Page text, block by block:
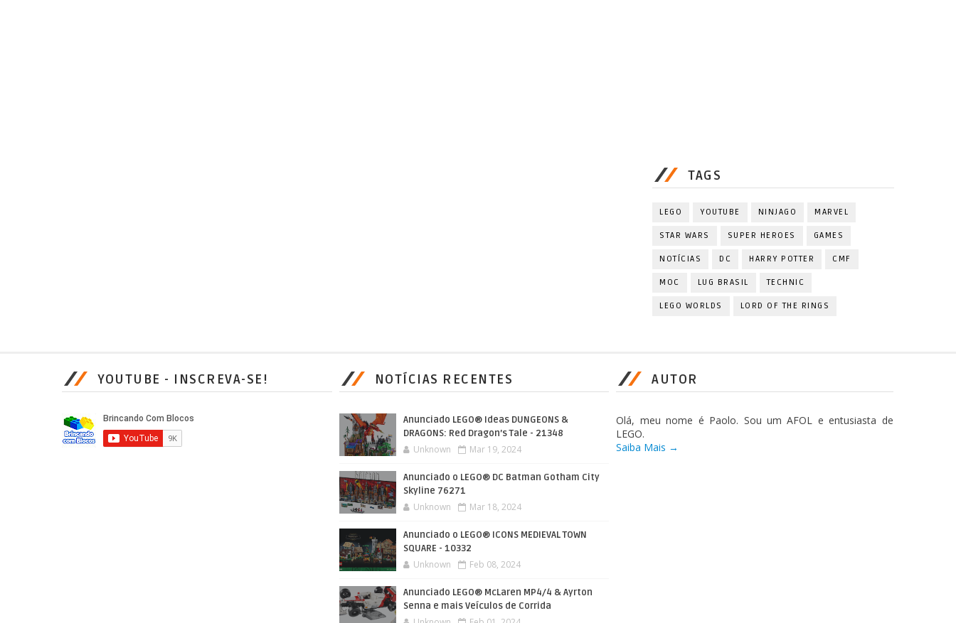
TAGS
LEGO YOUTUBE NINJAGO MARVEL
STAR WARS SUPER HEROES GAMES
NOTÍCIAS DC HARRY POTTER CMF
MOC LUG BRASIL TECHNIC
LEGO WORLDS LORD OF THE RINGS
YOUTUBE - INSCREVA-SE! NOTÍCIAS RECENTES
Anunciado LEGO® Ideas DUNGEONS &
DRAGONS: Red Dragon’s Tale - 21348
Unknown Mar 19, 2024
Anunciado o LEGO® DC Batman Gotham City
Skyline 76271
Unknown Mar 18, 2024
Anunciado o LEGO® ICONS MEDIEVAL TOWN
SQUARE - 10332
Unknown Feb 08, 2024
Anunciado LEGO® McLaren MP4/4 & Ayrton
Senna e mais Veículos de Corrida
AUTOR
Olá, meu nome é Paolo. Sou um AFOL e entusiasta de
LEGO.
Saiba Mais →